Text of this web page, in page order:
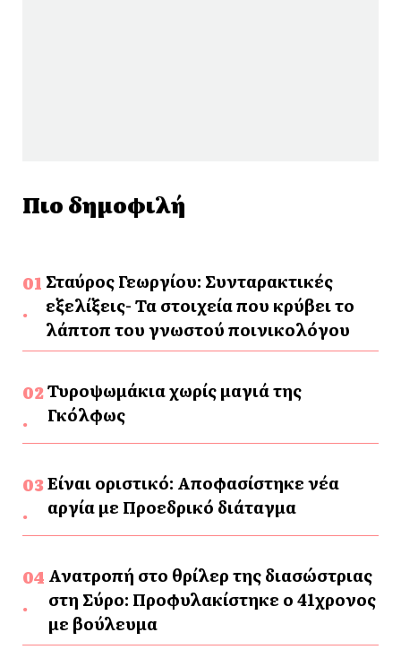
Πιο δημοφιλή
Σταύρος Γεωργίου: Συνταρακτικές
εξελίξεις- Τα στοιχεία που κρύβει το
λάπτοπ του γνωστού ποινικολόγου
Τυροψωμάκια χωρίς μαγιά της
Γκόλφως
Είναι οριστικό: Αποφασίστηκε νέα
αργία με Προεδρικό διάταγμα
Ανατροπή στο θρίλερ της διασώστριας
στη Σύρο: Προφυλακίστηκε ο 41χρονος
με βούλευμα